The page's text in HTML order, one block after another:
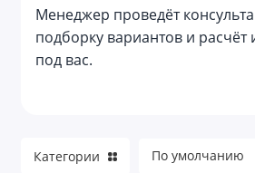
Менеджер проведёт
подборку вариантов и расчёт
под вас.
Светодиодные клипсы для
Спортивные костюмы
Категории